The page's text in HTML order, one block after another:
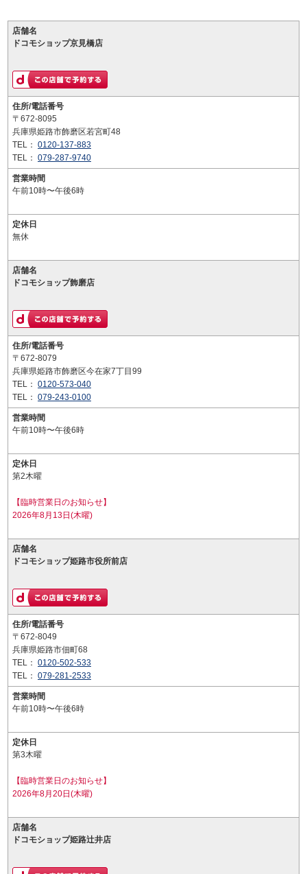
店舗名
ドコモショップ京見橋店
住所/電話番号
〒672-8095
兵庫県姫路市飾磨区若宮町48
TEL： 0120-137-883
TEL： 079-287-9740
営業時間
午前10時〜午後6時
定休日
無休
店舗名
ドコモショップ飾磨店
住所/電話番号
〒672-8079
兵庫県姫路市飾磨区今在家7丁目99
TEL： 0120-573-040
TEL： 079-243-0100
営業時間
午前10時〜午後6時
定休日
第2木曜
【臨時営業日のお知らせ】
2026年8月13日(木曜)
店舗名
ドコモショップ姫路市役所前店
住所/電話番号
〒672-8049
兵庫県姫路市佃町68
TEL： 0120-502-533
TEL： 079-281-2533
営業時間
午前10時〜午後6時
定休日
第3木曜
【臨時営業日のお知らせ】
2026年8月20日(木曜)
店舗名
ドコモショップ姫路辻井店